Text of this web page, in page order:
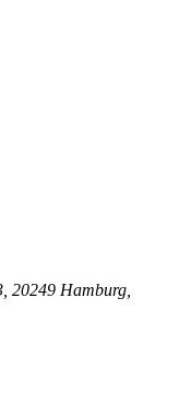
20249 Hamburg,